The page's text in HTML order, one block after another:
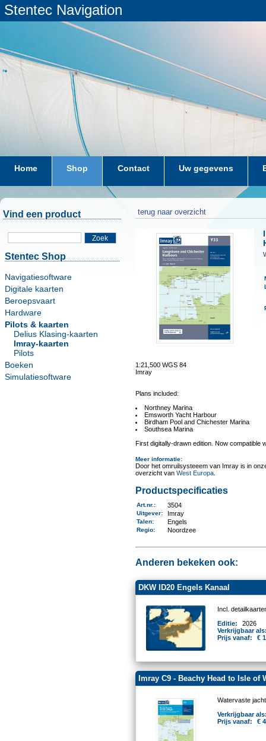
Stentec Navigation
Home Shop Contact Uw gegevens
Vind een product
Zoek
Stentec Shop
Navigatiesoftware
Digitale kaarten
Beroepsvaart
Hardware
Pilots & kaarten
Delius Klasing-kaarten
Imray-kaarten
Pilots
Boeken
Simulatiesoftware
terug naar overzicht
1:21,500 WGS 84
Imray
Plans included:
Northney Marina
Emsworth Yacht Harbour
Birdham Pool and Chichester Marina
Southsea Marina
First digitally-drawn edition. Now compatible
Meer informatie:
Door het omruilsysteeem van Imray is in
overzicht van West Europa.
Productspecificaties
Art.nr. : 3504
Uitgever: Imray
Talen: Engels
Regio: Noordzee
Anderen bekeken ook:
DKW ID20 Engels Kanaal
Incl.
Editie:
2026
Verkrijgbaar
Prijs vanaf:
€
Imray C9 - Beachy Head to Isle of
Watervaste
Verkrijgbaar
Prijs vanaf:
€